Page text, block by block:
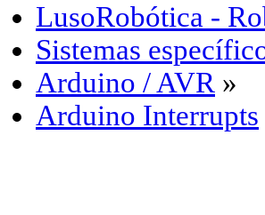
LusoRobótica -
Sistemas
Arduino / AVR »
Arduino Interrupts